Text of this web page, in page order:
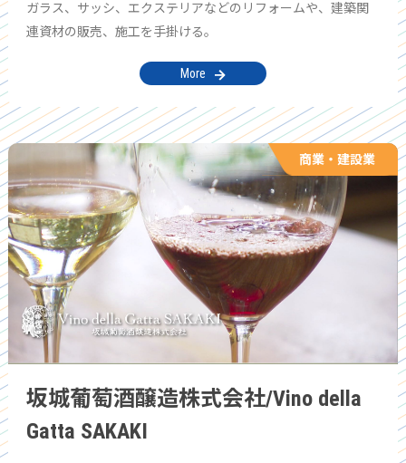
ガラス、サッシ、エクステリアなどのリフォームや、建築関
連資材の販売、施工を手掛ける。
More
商業・建設業
坂城葡萄酒醸造株式会社/Vino della
Gatta SAKAKI